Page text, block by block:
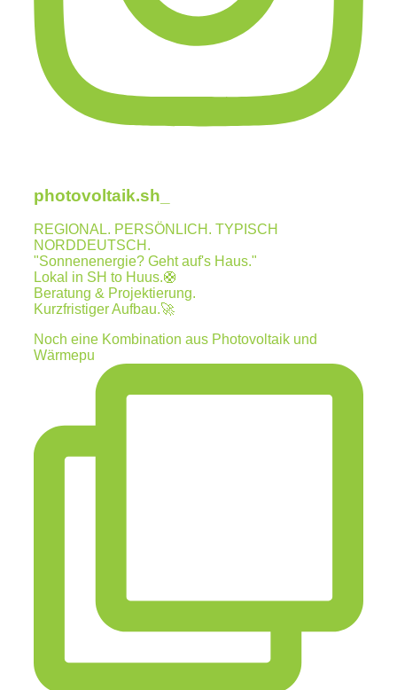
photovoltaik.sh_
REGIONAL. PERSÖNLICH. TYPISCH
NORDDEUTSCH.
"Sonnenenergie? Geht auf's Haus."
Lokal in SH to Huus.🛟
Beratung & Projektierung.
Kurzfristiger Aufbau.🚀
Noch eine Kombination aus Photovoltaik und
Wärmepu